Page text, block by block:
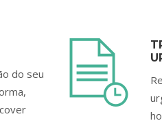
do seu